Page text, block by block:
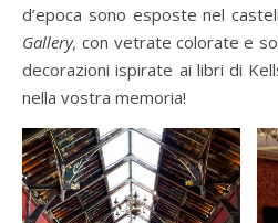
d’epoca sono esposte nel
Gallery, con vetrate colorate e
decorazioni ispirate ai libri di
nella vostra memoria!